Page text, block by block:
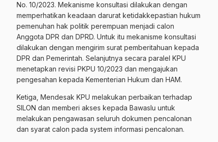
No. 10/2023. Mekanisme konsultasi dilakukan dengan
memperhatikan keadaan darurat ketidakkepastian hukum
pemenuhan hak politik perempuan menjadi calon
Anggota DPR dan DPRD. Untuk itu mekanisme konsultasi
dilakukan dengan mengirim surat pemberitahuan kepada
DPR dan Pemerintah. Selanjutnya secara paralel KPU
menetapkan revisi PKPU 10/2023 dan mengajukan
pengesahan kepada Kementerian Hukum dan HAM.
Ketiga, Mendesak KPU melakukan perbaikan terhadap
SILON dan memberi akses kepada Bawaslu untuk
melakukan pengawasan seluruh dokumen pencalonan
dan syarat calon pada system informasi pencalonan.